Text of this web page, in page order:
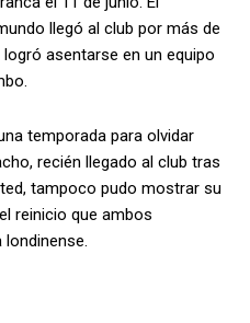
llegó al club por más de
asentarse en un equipo
temporada para olvidar
recién llegado al club tras
tampoco pudo mostrar su
reinicio que ambos